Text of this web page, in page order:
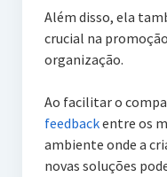
Além disso, ela
crucial na
organização.
Ao facilitar o
feedbackentre os
ambiente onde a
novas soluções